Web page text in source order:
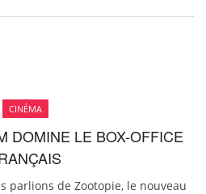
CINÉMA
DOMINE LE BOX-OFFICE
parlions de Zootopie, le nouveau